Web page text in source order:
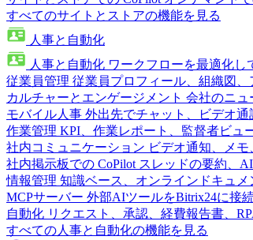
すべてのサイトとストアの機能を見る
人事と自動化
人事と自動化 ワークフローを最適化し
従業員管理 従業員プロフィール、組織図、
カルチャーとエンゲージメント 会社のニュ
モバイル人事 外出先でチャット、ビデオ
作業管理 KPI、作業レポート、監督者ビュ
社内コミュニケーション ビデオ通知、メ
社内掲示板での CoPilot スレッドの要約、
情報管理 知識ベース、オンラインドキュ
MCPサーバー 外部AIツールをBitrix24に接
自動化 リクエスト、承認、経費報告書、
すべての人事と自動化の機能を見る